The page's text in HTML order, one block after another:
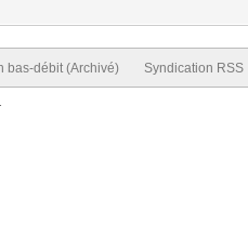
bas-débit (Archivé) Syndication RSS